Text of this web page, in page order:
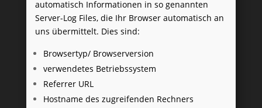
automatisch Informationen in so genannten
Server-Log Files, die Ihr Browser automatisch an
uns übermittelt. Dies sind:
Browsertyp/ Browserversion
verwendetes Betriebssystem
Referrer URL
Hostname des zugreifenden Rechners